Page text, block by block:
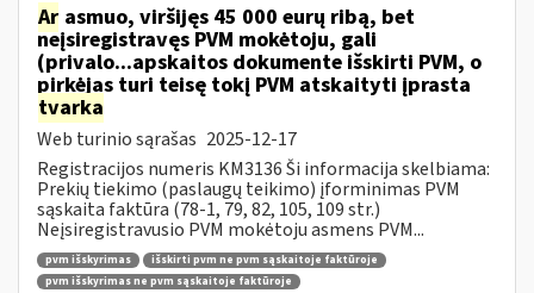
Ar asmuo, viršijęs 45 000 eurų ribą, bet
neįsiregistravęs PVM mokėtoju, gali
(privalo...apskaitos dokumente išskirti PVM, o
pirkėjas turi teisę tokį PVM atskaityti įprasta
tvarka
Web turinio sąrašas 2025-12-17
Registracijos numeris KM3136 Ši informacija skelbiama:
Prekių tiekimo (paslaugų teikimo) įforminimas PVM
sąskaita faktūra (78-1, 79, 82, 105, 109 str.)
Neįsiregistravusio PVM mokėtoju asmens PVM...
pvm išskyrimas
išskirti pvm ne pvm sąskaitoje faktūroje
pvm išskyrimas ne pvm sąskaitoje faktūroje